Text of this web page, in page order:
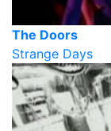
The Doors
Strange Days